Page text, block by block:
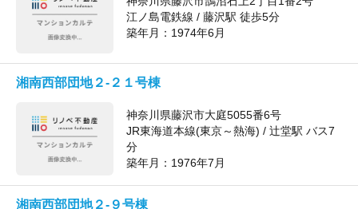
江ノ島電鉄線 / 藤沢駅 徒歩5分
築年月： 1974年6月
湘南西部団地２-２１号棟
神奈川県藤沢市大庭5055番6号
JR東海道本線(東京～熱海) / 辻堂駅 バス7
分
築年月： 1976年7月
湘南西部団地２-９号棟